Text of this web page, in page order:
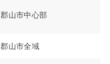
郡山市中心部
郡山市全域